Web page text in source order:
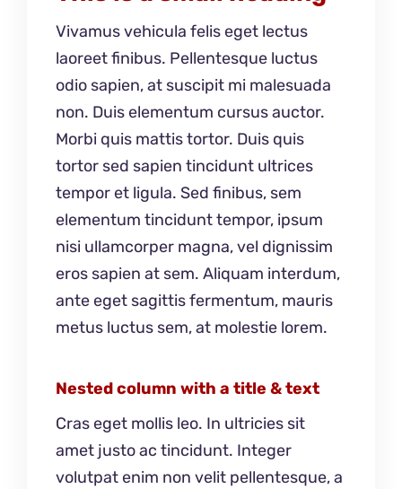
Vivamus vehicula felis eget lectus
laoreet finibus. Pellentesque luctus
odio sapien, at suscipit mi malesuada
non. Duis elementum cursus auctor.
Morbi quis mattis tortor. Duis quis
tortor sed sapien tincidunt ultrices
tempor et ligula. Sed finibus, sem
elementum tincidunt tempor, ipsum
nisi ullamcorper magna, vel dignissim
eros sapien at sem. Aliquam interdum,
ante eget sagittis fermentum, mauris
metus luctus sem, at molestie lorem.
Nested column with a title & text
Cras eget mollis leo. In ultricies sit
amet justo ac tincidunt. Integer
volutpat enim non velit pellentesque, a